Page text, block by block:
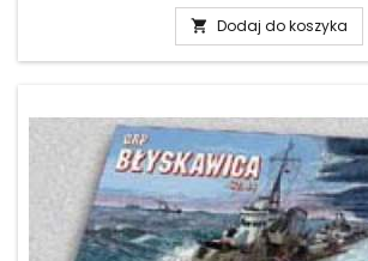
 Dodaj do koszyka